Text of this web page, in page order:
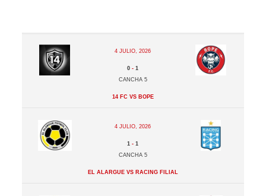
4 julio, 2026
0 -1
Cancha 5
14 FC vs BOPE
4 julio, 2026
1 -1
Cancha 5
El Alargue vs Racing Filial